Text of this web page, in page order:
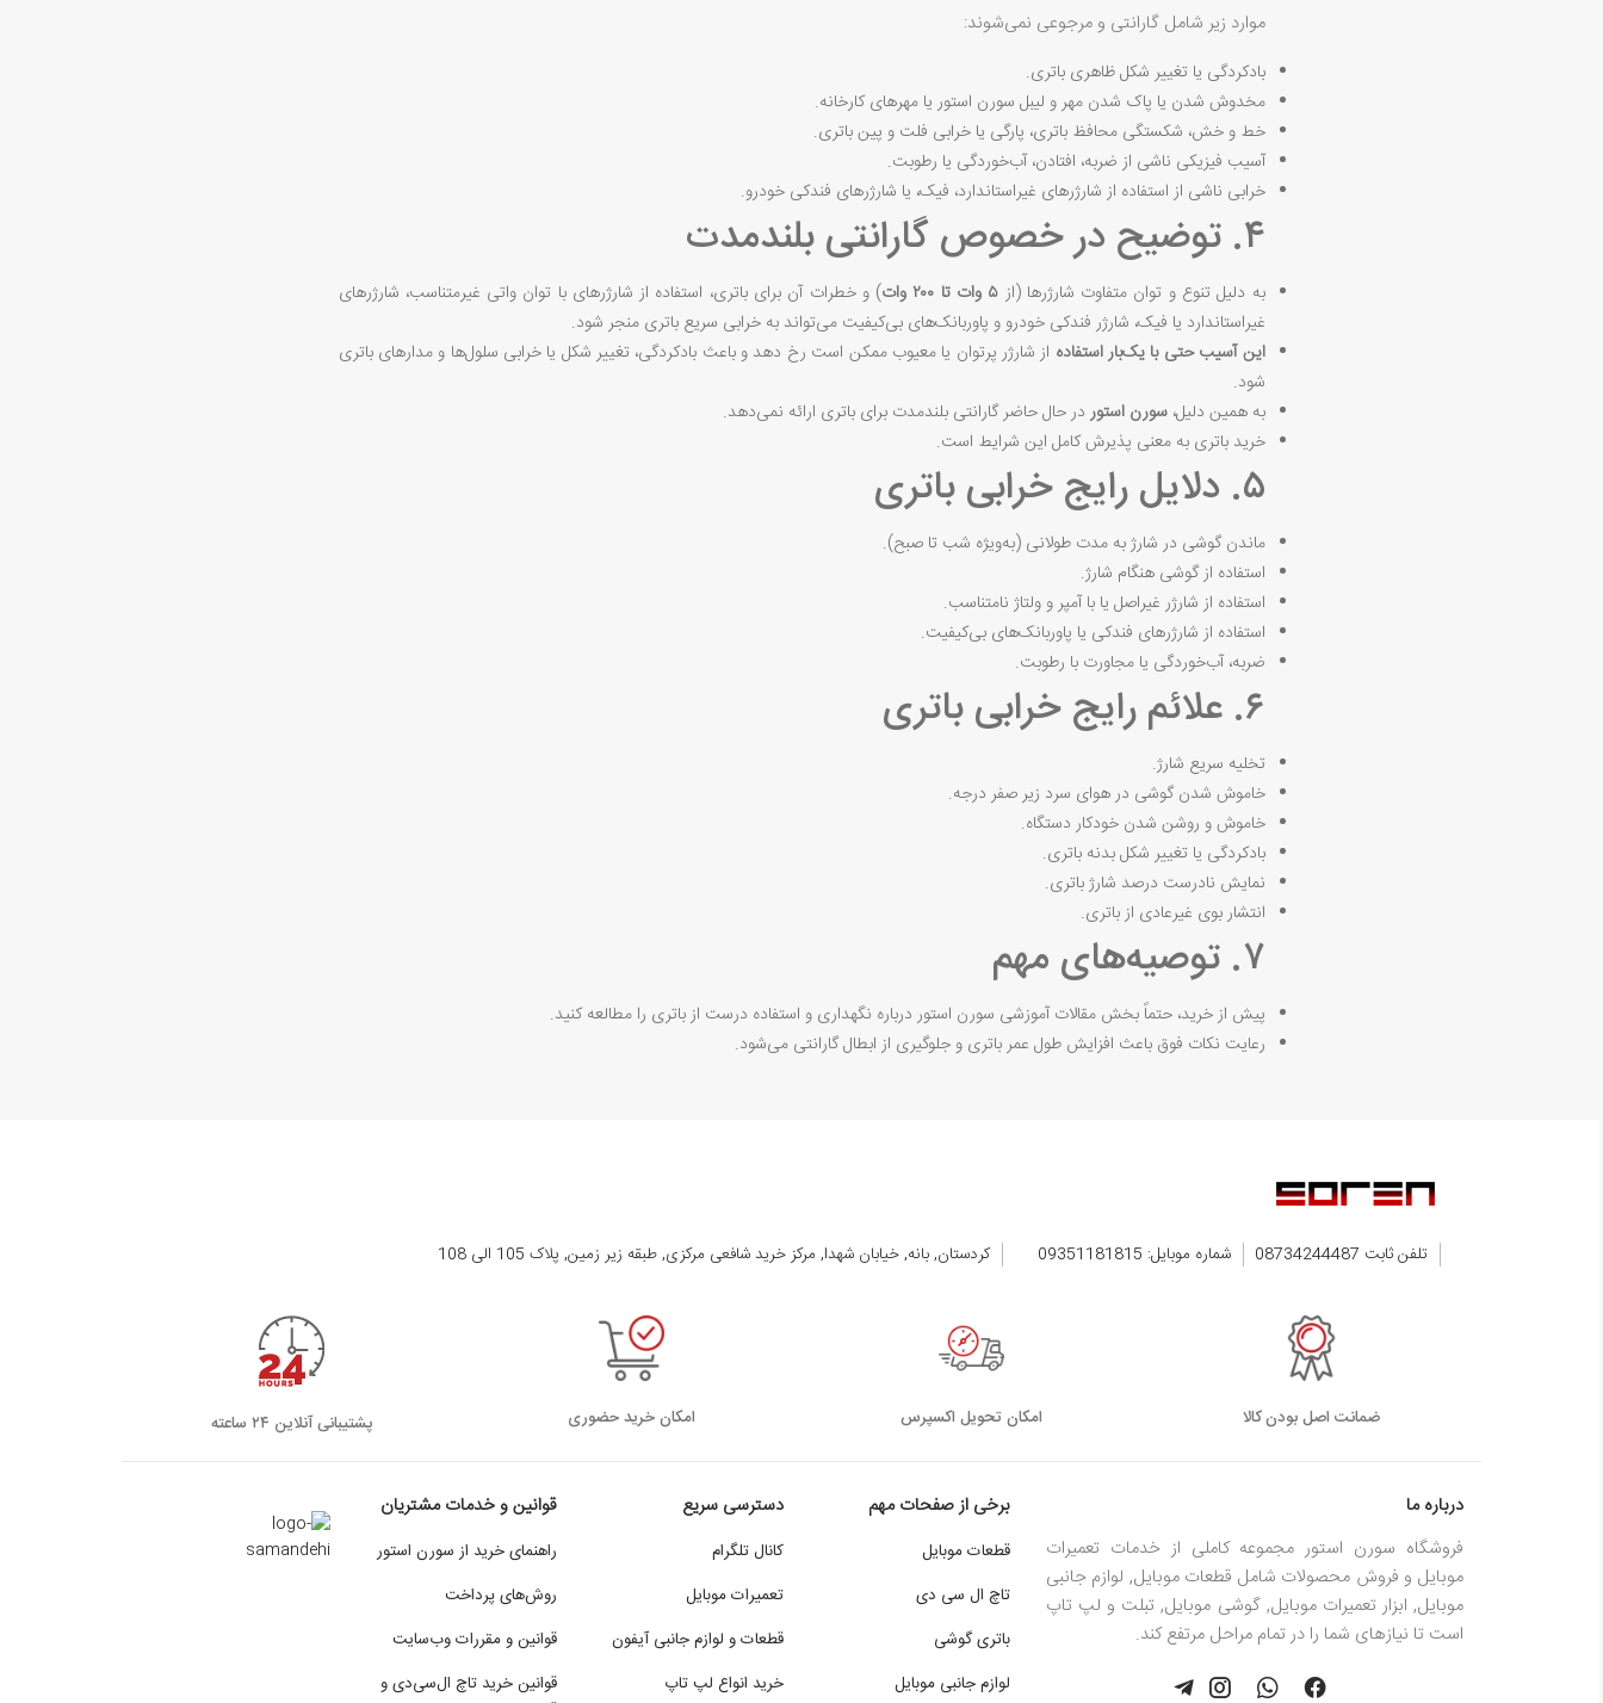
موارد زیر شامل گارانتی و مرجوعی نمی‌شوند:
بادکردگی یا تغییر شکل ظاهری باتری.
مخدوش شدن یا پاک شدن مهر و لیبل سورن استور یا مهرهای کارخانه.
خط و خش، شکستگی محافظ باتری، پارگی یا خرابی فلت و پین باتری.
آسیب فیزیکی ناشی از ضربه، افتادن، آب‌خوردگی یا رطوبت.
خرابی ناشی از استفاده از شارژرهای غیراستاندارد، فیک، یا شارژرهای فندکی خودرو.
۴. توضیح در خصوص گارانتی بلندمدت
به دلیل تنوع و توان متفاوت شارژرها (از ۵ وات تا ۲۰۰ وات
) و خطرات آن برای باتری، استفاده از شارژرهای با توان واتی غیرمتناسب، شارژرهای
غیراستاندارد یا فیک، شارژر فندکی خودرو و پاوربانک‌های بی‌کیفیت می‌تواند به خرابی سریع باتری منجر شود.
این آسیب حتی با یک‌بار استفادهاز شارژر پرتوان یا معیوب ممکن است رخ دهد و باعث بادکردگی، تغییر شکل یا خرابی سلول‌ها و مدارهای باتری
شود.
به همین دلیل، سورن استوردر حال حاضر گارانتی بلندمدت برای باتری ارائه نمی‌دهد.
خرید باتری به معنی پذیرش کامل این شرایط است.
۵. دلایل رایج خرابی باتری
ماندن گوشی در شارژ به مدت طولانی (به‌ویژه شب تا صبح).
استفاده از گوشی هنگام شارژ.
استفاده از شارژر غیراصل یا با آمپر و ولتاژ نامتناسب.
استفاده از شارژرهای فندکی یا پاوربانک‌های بی‌کیفیت.
ضربه، آب‌خوردگی یا مجاورت با رطوبت.
۶. علائم رایج خرابی باتری
تخلیه سریع شارژ.
خاموش شدن گوشی در هوای سرد زیر صفر درجه.
خاموش و روشن شدن خودکار دستگاه.
بادکردگی یا تغییر شکل بدنه باتری.
نمایش نادرست درصد شارژ باتری.
انتشار بوی غیرعادی از باتری.
۷. توصیه‌های مهم
پیش از خرید، حتماً بخش مقالات آموزشی سورن استور درباره نگهداری و استفاده درست از باتری را مطالعه کنید.
رعایت نکات فوق باعث افزایش طول عمر باتری و جلوگیری از ابطال گارانتی می‌شود.
تلفن ثابت 08734244487 شماره موبایل: 09351181815 کردستان, بانه, خیابان شهدا, مرکز خرید شافعی مرکزی, طبقه زیر زمین, پلاک 105 الی 108
ضمانت اصل بودن کالا اﻣﮑﺎن ﺗﺤﻮﯾﻞ اﮐﺴﭙﺮس امکان خرید حضوری پشتیبانی آنلاین ۲۴ ساعته
درباره ما
فروشگاه سورن استور مجموعه کاملی از خدمات تعمیرات
موبایل و فروش محصولات شامل قطعات موبایل, لوازم جانبی
موبایل, ابزار تعمیرات موبایل, گوشی موبایل, تبلت و لپ تاپ
است تا نیازهای شما را در تمام مراحل مرتفع کند.
برخی از صفحات مهم
قطعات موبایل
تاچ ال سی دی
باتری گوشی
لوازم جانبی موبایل
دسترسی سریع
کانال تلگرام
تعمیرات موبایل
قطعات و لوازم جانبی آیفون
خرید انواع لپ تاپ
قوانین و خدمات مشتریان
راهنمای خرید از سورن استور
روش‌های پرداخت
قوانین و مقررات وب‌سایت
قوانین خرید تاچ ال‌سی‌دی و